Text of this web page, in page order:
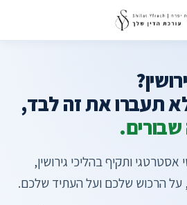
תעברו את זה לבד,
אסטרטגי ותקיף בהליכי גירושין,
על הרכוש שלכם ועל העתיד שלכם.